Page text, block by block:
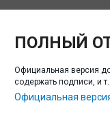
ПОЛНЫЙ
Официальная версия
содержать подписи, и
Официальная